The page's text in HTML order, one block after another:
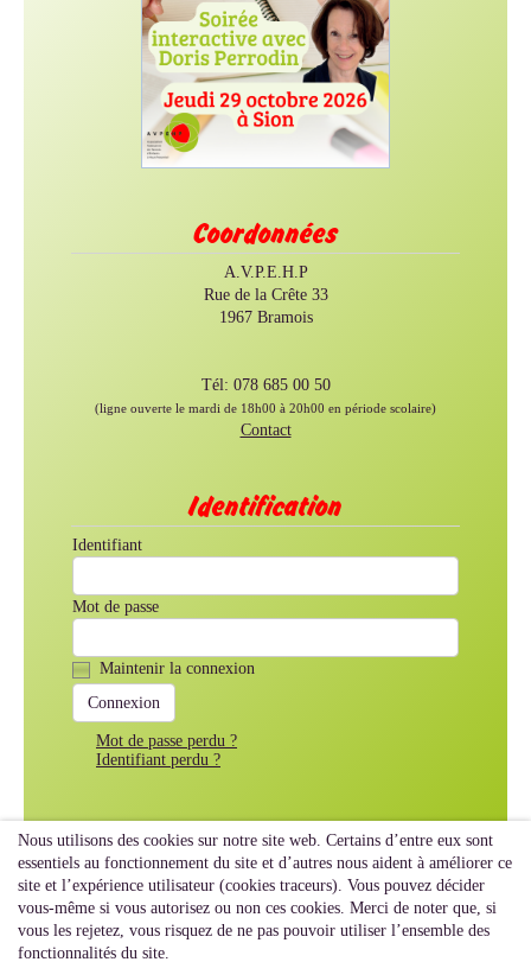
Coordonnées
A.V.P.E.H.P
Rue de la Crête 33
1967 Bramois
Tél: 078 685 00 50
(ligne ouverte le mardi de 18h00 à 20h00 en période scolaire)
Contact
Identification
Identifiant
Mot de passe
Maintenir la connexion
Mot de passe perdu ?
Identifiant perdu ?
Nous utilisons des cookies sur notre site web. Certains d’entre eux sont
essentiels au fonctionnement du site et d’autres nous aident à améliorer ce
site et l’expérience utilisateur (cookies traceurs). Vous pouvez décider
vous-même si vous autorisez ou non ces cookies. Merci de noter que, si
vous les rejetez, vous risquez de ne pas pouvoir utiliser l’ensemble des
fonctionnalités du site.